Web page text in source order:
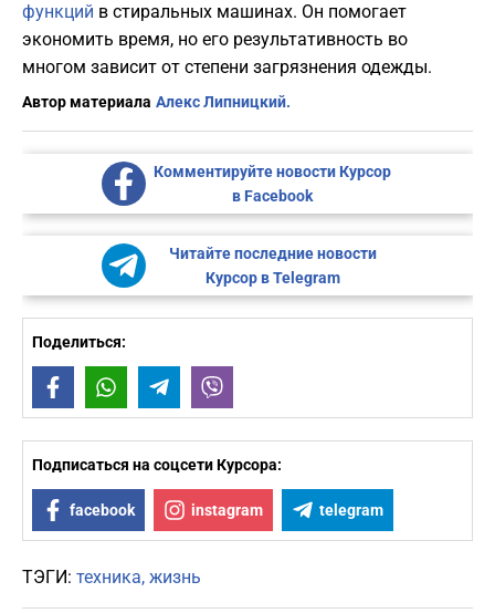
функций в стиральных машинах. Он помогает
экономить время, но его результативность во
многом зависит от степени загрязнения одежды.
Автор материала Алекс Липницкий.
Комментируйте новости Курсор
в Facebook
Читайте последние новости
Курсор в Telegram
Поделиться:
FacebookWhatsAppTelegram
Подписаться на соцсети Курсора:
facebook instagram telegram
ТЭГИ: техника жизнь